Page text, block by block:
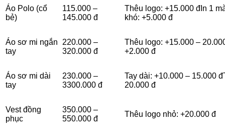
Áo Polo (cổ
bẻ)
115.000 –
145.000 đ
Thêu logo: +15.000 đIn 1
khó: +5.000 đ
Áo sơ mi ngắn
tay
220.000 –
320.000 đ
Thêu logo: +15.000 –
+2.000 đ
Áo sơ mi dài
tay
230.000 –
3300.000 đ
Tay dài: +10.000 – 15.000
20.000 đ
Vest đồng
phục
350.000 –
550.000 đ
Thêu logo nhỏ: +20.000 đ